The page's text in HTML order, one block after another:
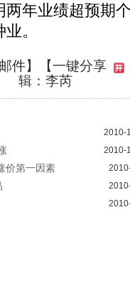
年业绩超预期
。
件】
【一键分享
辑：李芮
2010-
2010-
价第一因素